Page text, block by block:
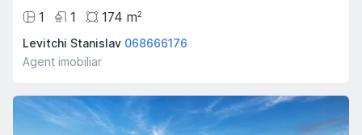
1
1 174 m2
Levitchi Stanislav 068666176
Agent imobiliar